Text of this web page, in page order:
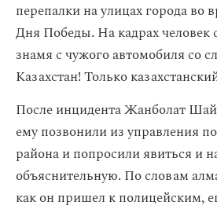
перепалки на улицах города во
Дня Победы. На кадрах человек
знамя с чужого автомобиля со
Казахстан! Только
После инцидента Жанболат
ему позвонили из управления
района и попросили явиться и
объяснительную. По словам
как он пришел к полицейским,